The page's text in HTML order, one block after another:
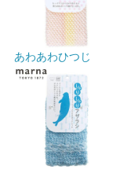
あわあわひつじ